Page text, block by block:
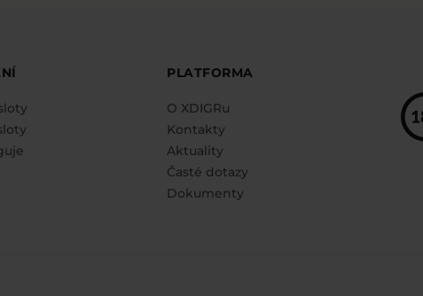
PLATFORMA
O XDIGRu
Kontakty
Aktuality
Časté dotazy
Dokumenty